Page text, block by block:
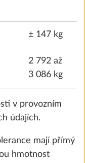
± 147 kg
2 792 až
3 086 kg
v provozním
údajích.
mají přímý
hmotnost